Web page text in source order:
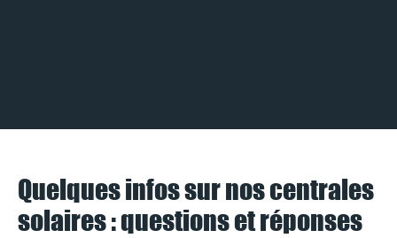
Quelques infos sur nos centrales
solaires : questions et réponses